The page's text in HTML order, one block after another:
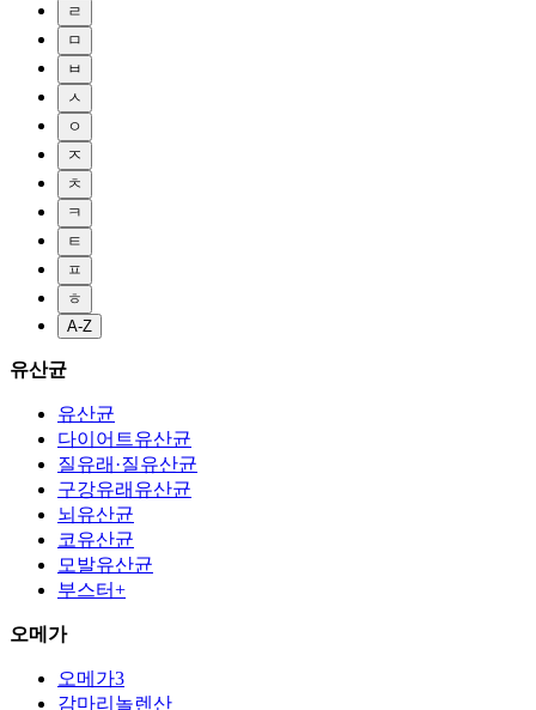
ㄹ
ㅁ
ㅂ
ㅅ
ㅇ
ㅈ
ㅊ
ㅋ
ㅌ
ㅍ
ㅎ
A-Z
유산균
유산균
다이어트유산균
질유래·질유산균
구강유래유산균
뇌유산균
코유산균
모발유산균
부스터+
오메가
오메가3
감마리놀렌산